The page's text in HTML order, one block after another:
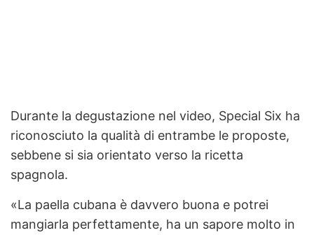
Durante la degustazione nel video, Special Six ha
riconosciuto la qualità di entrambe le proposte,
sebbene si sia orientato verso la ricetta
spagnola.
«La paella cubana è davvero buona e potrei
mangiarla perfettamente, ha un sapore molto in